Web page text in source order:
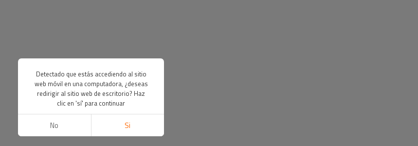
Detectado que estás accediendo al sitio
web móvil en una computadora, ¿deseas
redirigir al sitio web de escritorio? Haz
clic en 'sí' para continuar
No Si